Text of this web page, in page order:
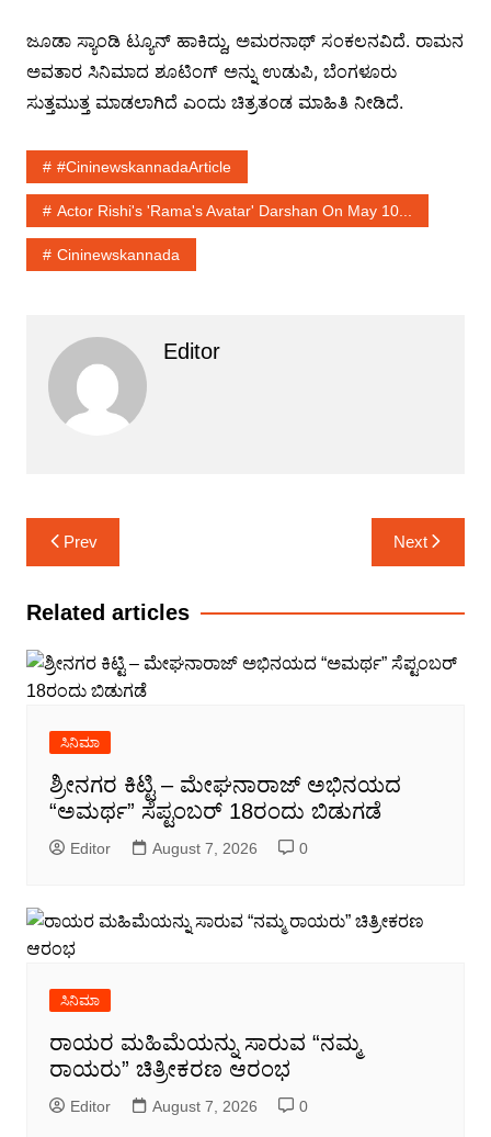
ಜೂಡಾ ಸ್ಯಾಂಡಿ ಟ್ಯೂನ್ ಹಾಕಿದ್ದು, ಅಮರನಾಥ್ ಸಂಕಲನವಿದೆ. ರಾಮನ
ಅವತಾರ ಸಿನಿಮಾದ ಶೂಟಿಂಗ್ ಅನ್ನು ಉಡುಪಿ, ಬೆಂಗಳೂರು
ಸುತ್ತಮುತ್ತ ಮಾಡಲಾಗಿದೆ ಎಂದು ಚಿತ್ರತಂಡ ಮಾಹಿತಿ ನೀಡಿದೆ.
#cininewskannadaArticle
Actor Rishi's 'Rama's Avatar' Darshan On May 10...
Cininewskannada
Editor
Post
navigation
Prev Next
Related articles
ಸಿನಿಮಾ
ಶ್ರೀನಗರ ಕಿಟ್ಟಿ – ಮೇಘನಾರಾಜ್ ಅಭಿನಯದ
“ಅಮರ್ಥ” ಸೆಪ್ಟಂಬರ್ 18ರಂದು ಬಿಡುಗಡೆ
Editor August 7, 2026 0
ಸಿನಿಮಾ
ರಾಯರ ಮಹಿಮೆಯನ್ನು ಸಾರುವ “ನಮ್ಮ
ರಾಯರು” ಚಿತ್ರೀಕರಣ ಆರಂಭ
Editor August 7, 2026 0